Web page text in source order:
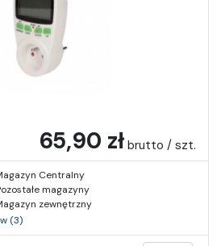
65,90 zł brutto / szt.
Centralny
magazyny
zewnętrzny
(3)